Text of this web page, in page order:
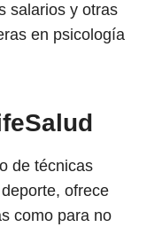
salarios y otras
en psicología
de técnicas
ofrece
como para no